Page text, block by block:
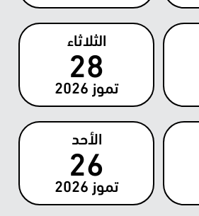
الثلاثاء
28
تموز 2026
الأحد
26
تموز 2026